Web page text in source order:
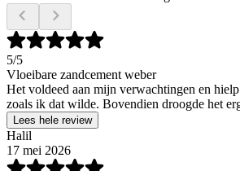
5/5
Vloeibare zandcement weber
Het voldeed aan mijn verwachtingen en
zoals ik dat wilde. Bovendien droogde het
Lees hele review
Halil
17 mei 2026